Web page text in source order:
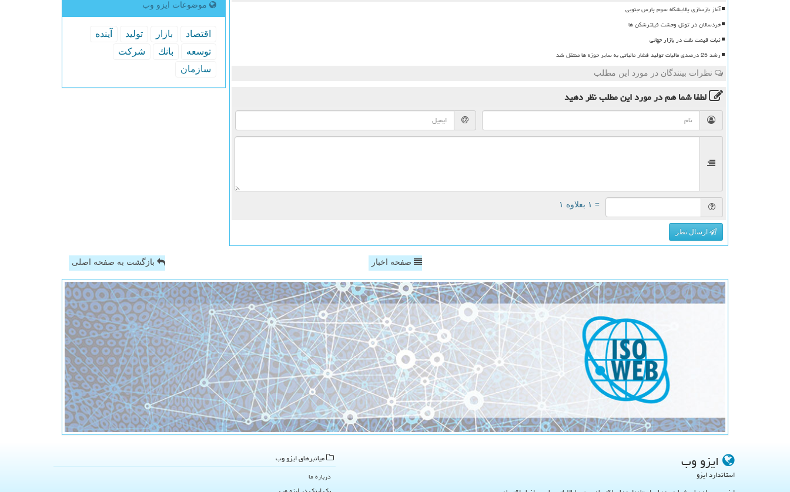
آغاز بازسازی پالایشگاه سوم پارس جنوبی
خردسالان در تونل وحشت فیلترشکن ها
ثبات قیمت نفت در بازار جهانی
رشد 25 درصدی مالیات تولید فشار مالیاتی به سایر حوزه ها منتقل شد
نظرات بینندگان در مورد این مطلب
لطفا شما همدر مورد این مطلبنظر دهید
= ۱ بعلاوه ۱
ارسال نظر
موضوعات ایزو وب
اقتصاد بازار تولید
آینده
توسعه
بانك
شركت
سازمان
صفحه اخبار بازگشت به صفحه اصلی
ایزو وب
استاندارد ایزو
میانبرهای ایزو وب
درباره ما